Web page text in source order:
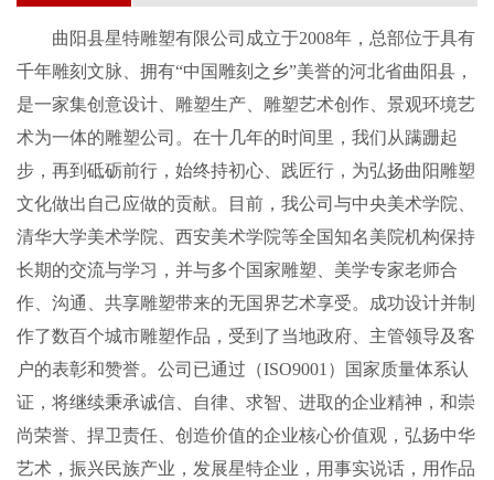
曲阳县星特雕塑有限公司成立于2008年，总部位于具有
千年雕刻文脉、拥有“中国雕刻之乡”美誉的河北省曲阳县，
是一家集创意设计、雕塑生产、雕塑艺术创作、景观环境艺
术为一体的雕塑公司。在十几年的时间里，我们从蹒跚起
步，再到砥砺前行，始终持初心、践匠行，为弘扬曲阳雕塑
文化做出自己应做的贡献。 目前 ，我公司 与中央美术学院、
清华大学美术学院、西安美术学院等全国知名美院机构保持
长期的交流与学习，并与多个国家雕塑、美学专家老师合
作、沟通、共享雕塑带来的无国界艺术享受。成功设计并制
作了数百个城市雕塑作品，受到了当地政府、主管领导及客
户的表彰和赞誉。 公司 已通过（ISO9001）国 家质量体系认
证 ， 将继续秉承诚信、自律、求智、进取的企业精神，和崇
尚荣誉、捍卫责任、创造价值的企业核心价值观，弘扬中华
艺术，振兴民族产业，发展星特企业，用事实说话，用作品